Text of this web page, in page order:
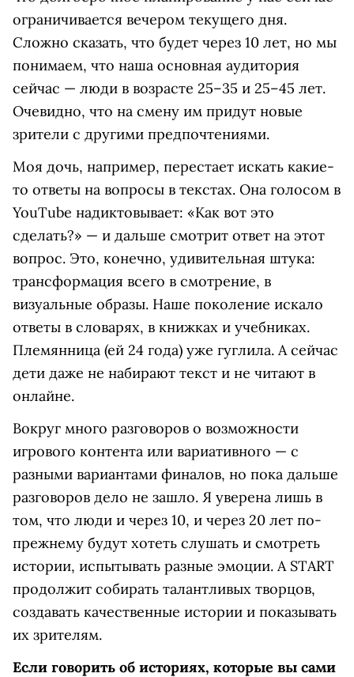
ограничивается вечером текущего дня.
Сложно сказать, что будет через 10 лет, но мы
понимаем, что наша основная аудитория
сейчас — люди в возрасте 25–35 и 25–45 лет.
Очевидно, что на смену им придут новые
зрители с другими предпочтениями.
Моя дочь, например, перестает искать какие-
то ответы на вопросы в текстах. Она голосом в
YouTube надиктовывает: «Как вот это
сделать?» — и дальше смотрит ответ на этот
вопрос. Это, конечно, удивительная штука:
трансформация всего в смотрение, в
визуальные образы. Наше поколение искало
ответы в словарях, в книжках и учебниках.
Племянница (ей 24 года) уже гуглила. А сейчас
дети даже не набирают текст и не читают в
онлайне.
Вокруг много разговоров о возможности
игрового контента или вариативного — с
разными вариантами финалов, но пока дальше
разговоров дело не зашло. Я уверена лишь в
том, что люди и через 10, и через 20 лет по-
прежнему будут хотеть слушать и смотреть
истории, испытывать разные эмоции. А START
продолжит собирать талантливых творцов,
создавать качественные истории и показывать
их зрителям.
Если говорить об историях, которые вы сами